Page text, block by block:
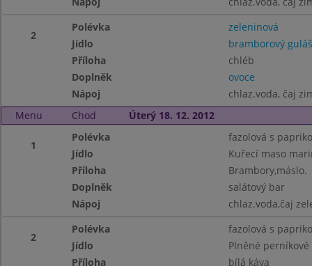
2
Polévka
zeleninová
Jídlo
bramborový guláš
Příloha
chléb
Doplněk
ovoce
Nápoj
chlaz.voda, čaj
Menu
Chod Úterý 18. 12. 2012
1
Polévka
fazolová s
Jídlo
Kuřecí maso
Příloha
Brambory,máslo.
Doplněk
salátový bar
Nápoj
chlaz.voda,čaj
2
Polévka
fazolová s
Jídlo
Plněné perníkové
Příloha
bílá káva